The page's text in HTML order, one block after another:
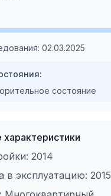
02.03.2025
состояние
2014
в эксплуатацию: 2015